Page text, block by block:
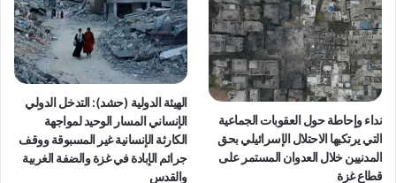
نداء وإحاطة حول العقوبات الجماعية
التي يرتكبها الاحتلال الإسرائيلي بحق
المدنيين خلال العدوان المستمر على
قطاع غزة
الهيئة الدولية (حشد): التدخل الدولي
الإنساني المسار الوحيد لمواجهة
الكارثة الإنسانية غير المسبوقة ووقف
جرائم الإبادة في غزة والضفة الغربية
والقدس